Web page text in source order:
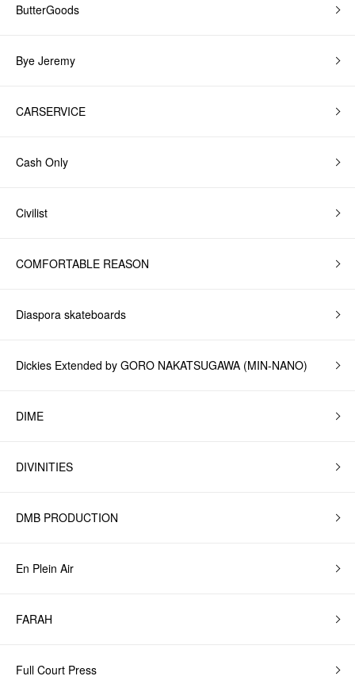
ButterGoods
Bye Jeremy
CARSERVICE
Cash Only
Civilist
COMFORTABLE REASON
Diaspora skateboards
Dickies Extended by GORO NAKATSUGAWA (MIN-NANO)
DIME
DIVINITIES
DMB PRODUCTION
En Plein Air
FARAH
Full Court Press